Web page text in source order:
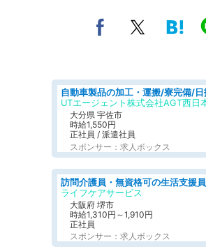
大分県 宇佐市
時給1,550円
正社員 / 派遣社員
スポンサー：求人ボックス
訪問介護員・無資格可の生活支援員
ライフケアサービス
大阪府 堺市
時給1,310円～1,910円
正社員
スポンサー：求人ボックス